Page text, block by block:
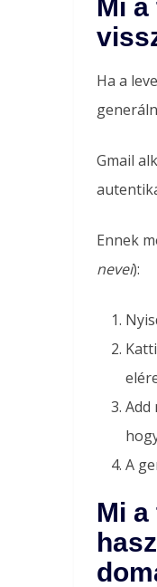
Mi
Ha a
Gmail
Ennek
nevei):
Add
A
Mi